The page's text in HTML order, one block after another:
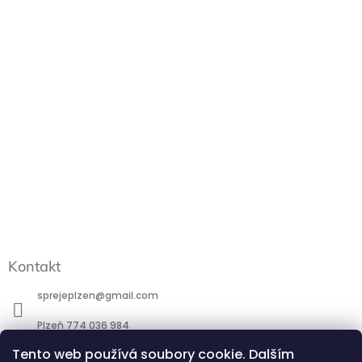
Tento web používá soubory cookie. Dalším
Kontakt
sprejeplzen@gmail.com
Plzeň 774 036 984
Praha 777 088 184